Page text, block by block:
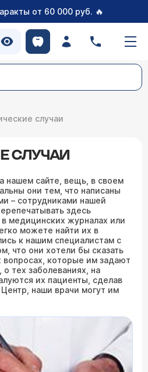
от 60 000 руб. 🔥
случаи
СЛУЧАИ
нашем сайте, вещь, в своем
они тем, что написаны
– сотрудниками нашей
здесь
медицинских журналах или
можете найти их в
к нашим специалистам с
что они хотели бы сказать
вопросах, которые им задают
о тех заболеваниях, на
их пациенты, сделав
наши врачи могут им